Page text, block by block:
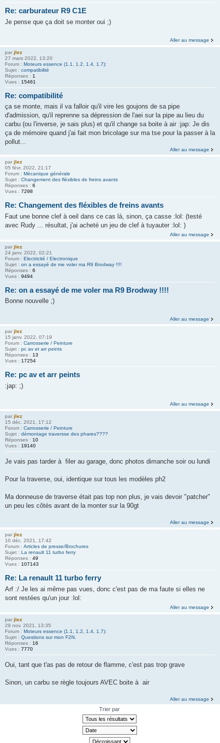
Re: carburateur R9 C1E
Je pense que ça doit se monter oui ;)
Aller au message
par jlez
27 mars 2022, 13:20
Forum : Moteurs essence (1.1, 1.2, 1.4, 1.7):
Sujet : compatibilité
Réponses : 1
Vues : 15461
Re: compatibilité
ça se monte, mais il va falloir qu'il vire les goujons de sa pipe
d'admission, qu'il reprenne sa dépression de l'aei sur la pipe au lieu du
carbu (ou l'inverse, je sais plus) et qu'il change sa boite à air :jap: Je dis
ça de mémoire quand j'ai fait mon bricolage sur ma tse pour la passer à la
pollut...
Aller au message
par jlez
05 févr. 2022, 21:17
Forum : Mécanique générale
Sujet : Changement des fléxibles de freins avants
Réponses : 6
Vues : 7298
Re: Changement des fléxibles de freins avants
Faut une bonne clef à oeil dans ce cas là, sinon, ça casse :lol: (testé
avec Rudy ... résultat, j'ai acheté un jeu de clef à tuyauter :lol: )
Aller au message
par jlez
24 janv. 2022, 02:21
Forum : Electricité / Electronique
Sujet : on a essayé de me voler ma R9 Brodway !!!!
Réponses : 6
Vues : 9494
Re: on a essayé de me voler ma R9 Brodway !!!!
Bonne nouvelle ;)
Aller au message
par jlez
15 janv. 2022, 07:19
Forum : Carrosserie / Peinture
Sujet : pc av et arr peints
Réponses : 13
Vues : 17254
Re: pc av et arr peints
:jap: ;)
Aller au message
par jlez
15 déc. 2021, 17:12
Forum : Carrosserie / Peinture
Sujet : démontage traversse des phares????
Réponses : 10
Vues : 19140
Je vais pas tarder à filer au garage, donc photos dimanche soir ou lundi
Pour la traverse, oui, identique sur tous les modèles ph2
Ma donneuse de traverse était pas top non plus, je vais devoir "patcher"
un peu les côtés avant de la monter sur la 90gt
Aller au message
par jlez
10 déc. 2021, 17:42
Forum : Articles de presse/Brochures
Sujet : La renault 11 turbo ferry
Réponses : 49
Vues : 107143
Re: La renault 11 turbo ferry
Arf :/ Je les ai même pas vues, donc c'est pas de ma faute si elles ne
sont restées qu'un jour :lol:
Aller au message
par jlez
29 nov. 2021, 13:35
Forum : Moteurs essence (1.1, 1.2, 1.4, 1.7):
Sujet : Questions sur mon F2N.
Réponses : 16
Vues : 7770
Oui, tant que t'as pas de retour de flamme, c'est pas trop grave
Sinon, un carbu se règle toujours AVEC boite à air
Aller au message
Trier par